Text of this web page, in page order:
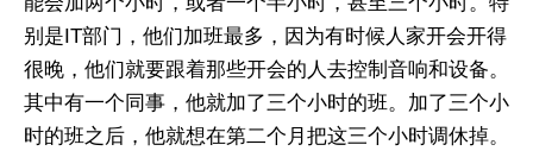
别是IT部门，他们加班最多，因为有时候人家开会开得
很晚，他们就要跟着那些开会的人去控制音响和设备。
其中有一个同事，他就加了三个小时的班。加了三个小
时的班之后，他就想在第二个月把这三个小时调休掉。